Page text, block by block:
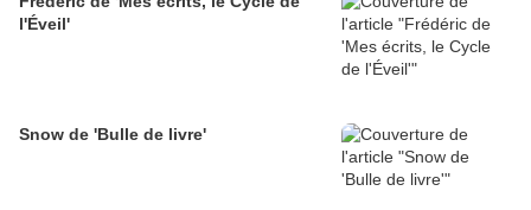
l'Éveil'
Snow de 'Bulle de livre'